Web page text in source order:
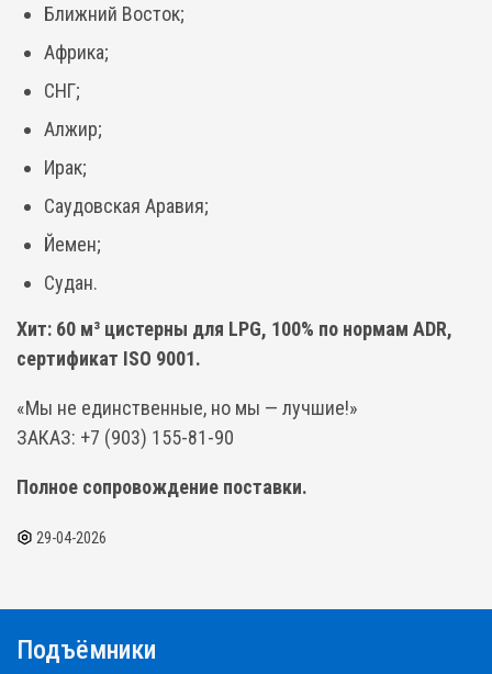
Ближний Восток;
Африка;
СНГ;
Алжир;
Ирак;
Саудовская Аравия;
Йемен;
Судан.
Хит: 60 м³ цистерны для LPG, 100% по нормам ADR,
сертификат ISO 9001.
«Мы не единственные, но мы — лучшие!»
ЗАКАЗ: +7 (903) 155-81-90
Полное сопровождение поставки.
29-04-2026
Подъёмники